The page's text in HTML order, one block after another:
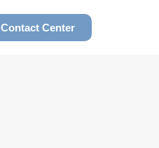
Contact Center